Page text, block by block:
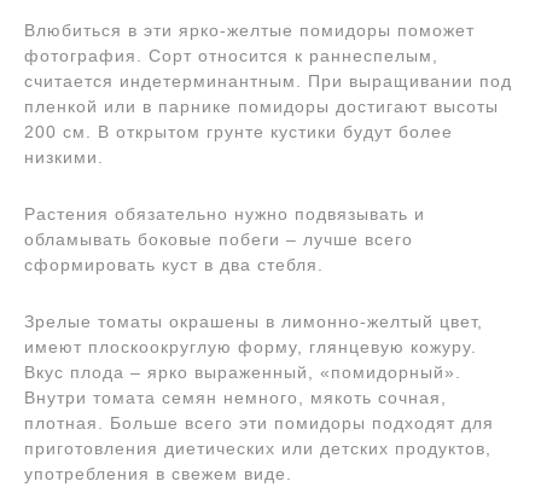
Влюбиться в эти ярко-желтые помидоры поможет
фотография. Сорт относится к раннеспелым,
считается индетерминантным. При выращивании под
пленкой или в парнике помидоры достигают высоты
200 см. В открытом грунте кустики будут более
низкими.
Растения обязательно нужно подвязывать и
обламывать боковые побеги – лучше всего
сформировать куст в два стебля.
Зрелые томаты окрашены в лимонно-желтый цвет,
имеют плоскоокруглую форму, глянцевую кожуру.
Вкус плода – ярко выраженный, «помидорный».
Внутри томата семян немного, мякоть сочная,
плотная. Больше всего эти помидоры подходят для
приготовления диетических или детских продуктов,
употребления в свежем виде.